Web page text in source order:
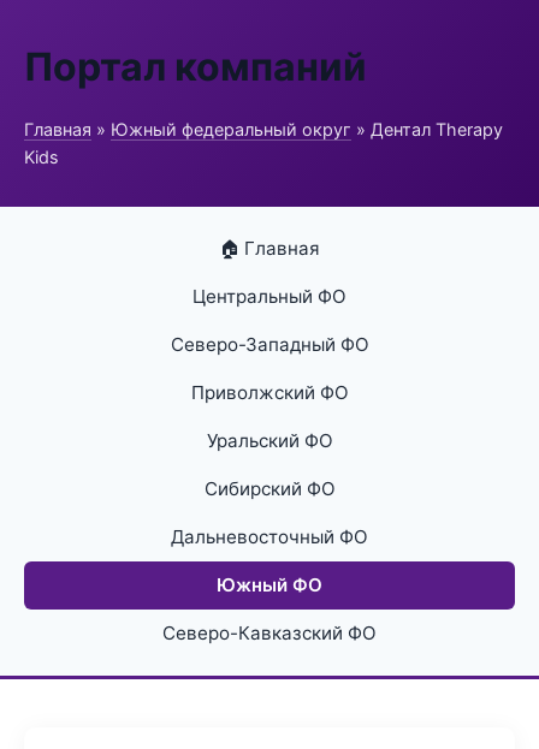
Портал компаний
Главная » Южный федеральный округ » Дентал Therapy
Kids
🏠 Главная
Центральный ФО
Северо-Западный ФО
Приволжский ФО
Уральский ФО
Сибирский ФО
Дальневосточный ФО
Южный ФО
Северо-Кавказский ФО